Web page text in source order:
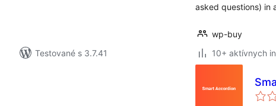
Testované s 3.7.41
asked questions) in
wp-buy
10+ aktívnych